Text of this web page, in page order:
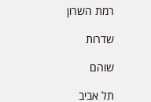
רמת השרון
שדרות
שוהם
תל אביב